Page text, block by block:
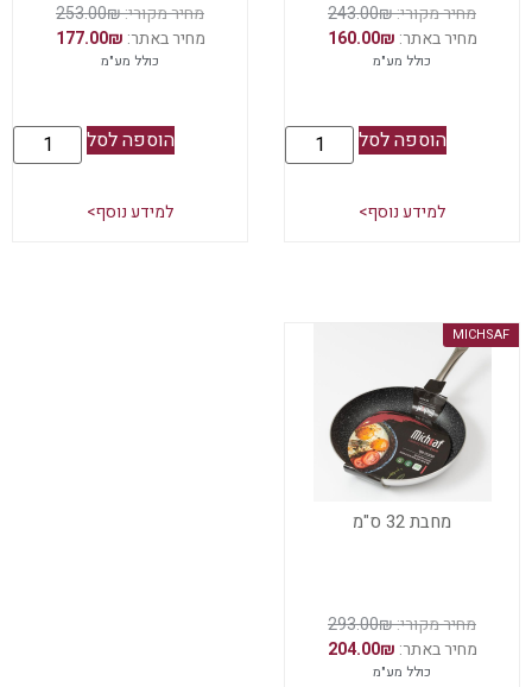
243.00₪
160.00₪
כולל מע"מ
הוספה לסל
למידע נוסף>
253.00₪
177.00₪
כולל מע"מ
הוספה לסל
למידע נוסף>
MICHSAF
מחבת 32 ס"מ
293.00₪
204.00₪
כולל מע"מ